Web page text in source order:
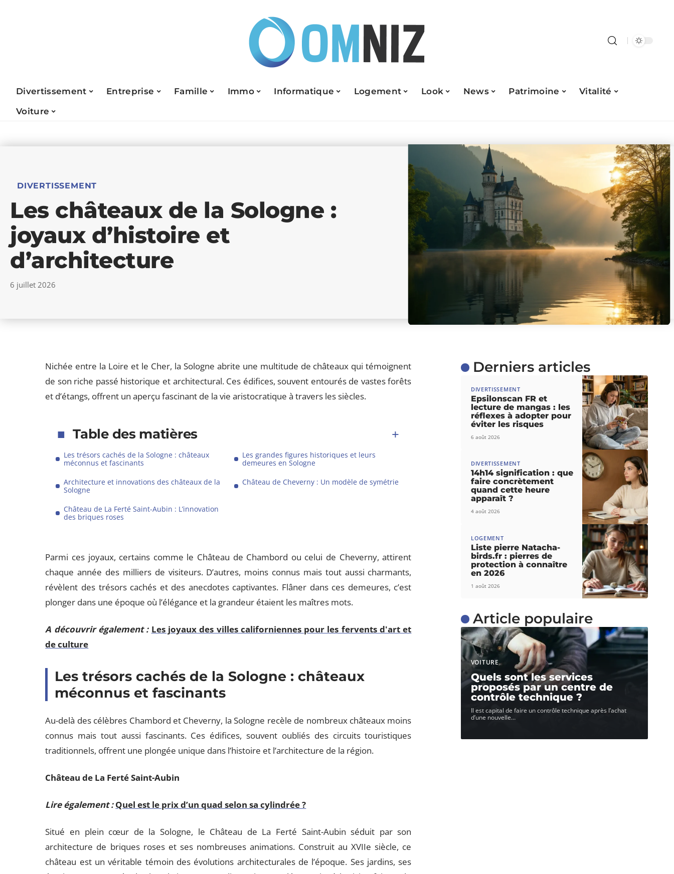
Divertissement Entreprise Famille Immo Informatique Logement Look News Patrimoine
Vitalité
Voiture
DIVERTISSEMENT
Les châteaux de la Sologne :
joyaux d’histoire et
d’architecture
6 juillet 2026
Nichée entre la Loire et le Cher, la Sologne abrite une multitude de châteaux qui témoignent
de son riche passé historique et architectural. Ces édifices, souvent entourés de vastes forêts
et d’étangs, offrent un aperçu fascinant de la vie aristocratique à travers les siècles.
Table des matières
Les trésors cachés de la Sologne : châteaux
méconnus et fascinants
Les grandes figures historiques et leurs
demeures en Sologne
Architecture et innovations des châteaux de la
Sologne
Château de Cheverny : Un modèle de symétrie
Château de La Ferté Saint-Aubin : L’innovation
des briques roses
Parmi ces joyaux, certains comme le Château de Chambord ou celui de Cheverny, attirent
chaque année des milliers de visiteurs. D’autres, moins connus mais tout aussi charmants,
révèlent des trésors cachés et des anecdotes captivantes. Flâner dans ces demeures, c’est
plonger dans une époque où l’élégance et la grandeur étaient les maîtres mots.
A découvrir également : Les joyaux des villes californiennes pour les fervents d'art et
de culture
Les trésors cachés de la Sologne : châteaux
méconnus et fascinants
Au-delà des célèbres Chambord et Cheverny, la Sologne recèle de nombreux châteaux moins
connus mais tout aussi fascinants. Ces édifices, souvent oubliés des circuits touristiques
traditionnels, offrent une plongée unique dans l’histoire et l’architecture de la région.
Château de La Ferté Saint-Aubin
Lire également : Quel est le prix d’un quad selon sa cylindrée ?
Situé en plein cœur de la Sologne, le Château de La Ferté Saint-Aubin séduit par son
architecture de briques roses et ses nombreuses animations. Construit au XVIIe siècle, ce
château est un véritable témoin des évolutions architecturales de l’époque. Ses jardins, ses
Derniers articles
DIVERTISSEMENT
Epsilonscan FR et
lecture de mangas : les
réflexes à adopter pour
éviter les risques
6 août 2026
DIVERTISSEMENT
14h14 signification : que
faire concrètement
quand cette heure
apparaît ?
4 août 2026
LOGEMENT
Liste pierre Natacha-
birds.fr : pierres de
protection à connaître
en 2026
1 août 2026
Article populaire
VOITURE
Quels sont les services
proposés par un centre de
contrôle technique ?
Il est capital de faire un contrôle technique après l’achat
d’une nouvelle…